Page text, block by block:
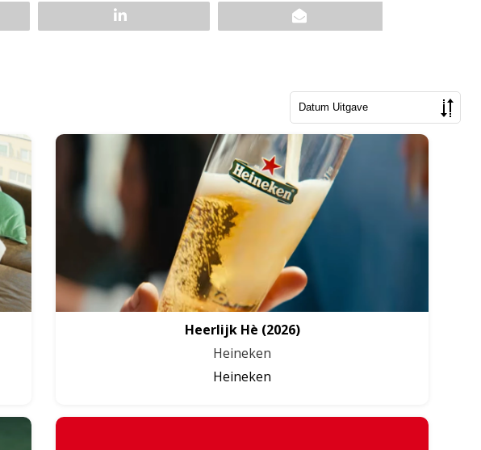
Heerlijk Hè (2026)
Heineken
Heineken